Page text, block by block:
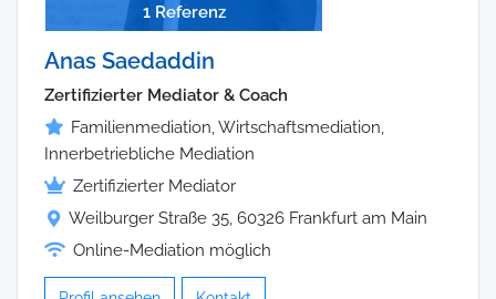
1 Referenz
Anas Saedaddin
Zertifizierter Mediator & Coach
Familienmediation, Wirtschaftsmediation,
Innerbetriebliche Mediation
Zertifizierter Mediator
Weilburger Straße 35, 60326 Frankfurt am Main
Online-Mediation möglich